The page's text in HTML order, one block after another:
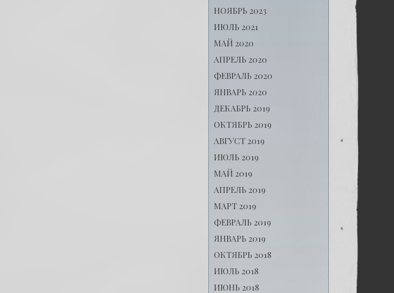
НОЯБРЬ 2023
ИЮЛЬ 2021
МАЙ 2020
АПРЕЛЬ 2020
ФЕВРАЛЬ 2020
ЯНВАРЬ 2020
ДЕКАБРЬ 2019
ОКТЯБРЬ 2019
АВГУСТ 2019
ИЮЛЬ 2019
МАЙ 2019
АПРЕЛЬ 2019
МАРТ 2019
ФЕВРАЛЬ 2019
ЯНВАРЬ 2019
ОКТЯБРЬ 2018
ИЮЛЬ 2018
ИЮНЬ 2018